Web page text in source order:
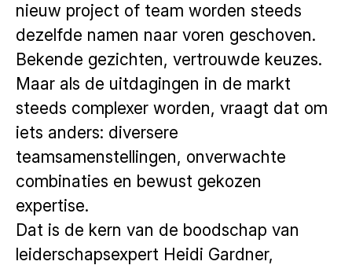
nieuw project of team worden steeds
dezelfde namen naar voren geschoven.
Bekende gezichten, vertrouwde keuzes.
Maar als de uitdagingen in de markt
steeds complexer worden, vraagt dat om
iets anders: diversere
teamsamenstellingen, onverwachte
combinaties en bewust gekozen
expertise.
Dat is de kern van de boodschap van
leiderschapsexpert Heidi Gardner,